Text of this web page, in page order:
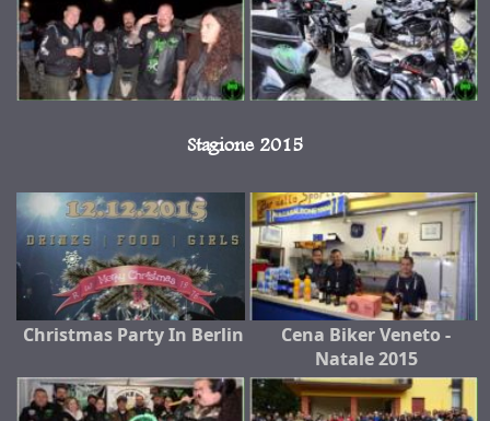
Stagione 2015
Christmas Party In Berlin
Cena Biker Veneto -
Natale 2015